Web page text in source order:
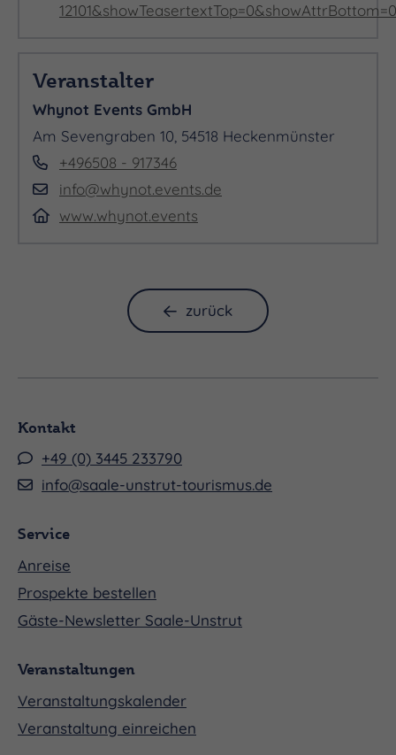
Mädchen Lilli.
seiner Suche nach dem Wahren Feuer abzulenken.
Tabaluga verliebt sich wie von Arktos geplant in
Tabaluga und Lilli ist ein großartiges Live-Familien-
Erlebnis. Mit viel Liebe zum Original werden
Tabalugas Abenteuer wiederum in eine
märchenhafte Musical-Fassung für die ganze
Liebevolle Kostüme und innovative Bühnenbilder
Veranstalter
Whynot Events GmbH
Am Sevengraben 10, 54518 Heckenmünster
+496508 - 917346
info@whynot.events.de
www.whynot.events
zurück
Kontakt
+49 (0) 3445 233790
info@saale-unstrut-tourismus.de
Service
Anreise
Prospekte bestellen
Gäste-Newsletter Saale-Unstrut
Veranstaltungen
Veranstaltungskalender
Veranstaltung einreichen